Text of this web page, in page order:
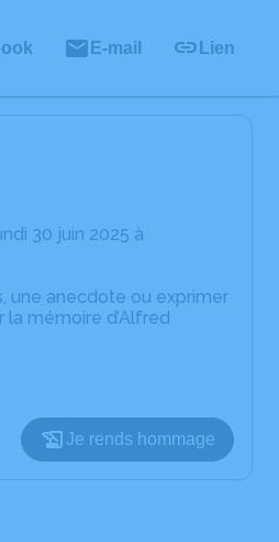
E-mail Lien
30 juin 2025 à
une anecdote ou exprimer
mémoire d’Alfred
Je rends hommage